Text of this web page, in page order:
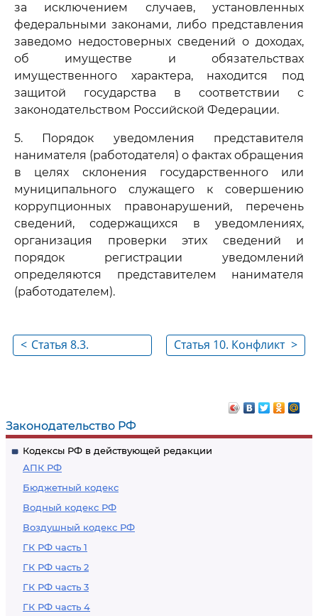
Законодательство РФ
Кодексы РФ в действующей редакции
АПК РФ
Бюджетный кодекс
Водный кодекс РФ
Воздушный кодекс РФ
ГК РФ часть 1
ГК РФ часть 2
ГК РФ часть 3
ГК РФ часть 4
за исключением случаев, установленных
федеральными законами, либо представления
заведомо недостоверных сведений о доходах,
об имуществе и обязательствах
имущественного характера, находится под
защитой государства в соответствии с
законодательством Российской Федерации.
5. Порядок уведомления представителя
нанимателя (работодателя) о фактах обращения
в целях склонения государственного или
муниципального служащего к совершению
коррупционных правонарушений, перечень
сведений, содержащихся в уведомлениях,
организация проверки этих сведений и
порядок регистрации уведомлений
определяются представителем нанимателя
(работодателем).
< Статья 8.3.
обязательствах
имущественного
характера
>
Статья 10. Конфликт